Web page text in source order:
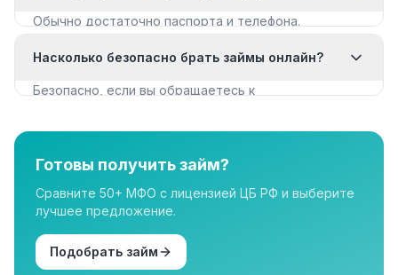
Обычно достаточно паспорта и телефона.
документы для крупных сумм.
Насколько безопасно брать займы онлайн?
Безопасно, если вы обращаетесь к
организации в нашем каталоге имеют лицензию.
Готовы получить займ?
Сравните 50+ МФО с лицензией ЦБ РФ и выберите
лучшее предложение.
Подобрать займ